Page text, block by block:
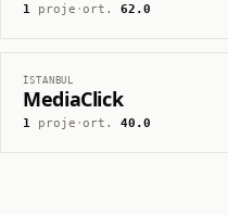
1proje ·ort.62.0
İSTANBUL
MediaClick
1proje ·ort.40.0